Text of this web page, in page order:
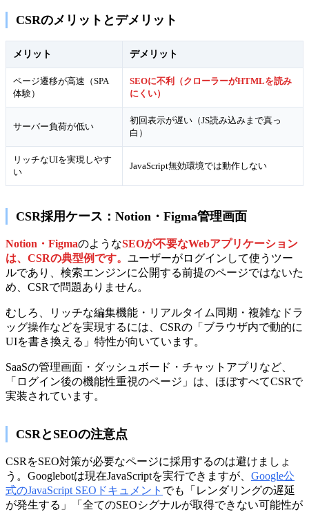
CSRのメリットとデメリット
メリット デメリット
ページ遷移が高速（SPA
体験）
SEOに不利（クローラーがHTMLを読み
にくい）
サーバー負荷が低い
初回表示が遅い（JS読み込みまで真っ
白）
リッチなUIを実現しやす
い
JavaScript無効環境では動作しない
CSR採用ケース：Notion・Figma管理画面
Notion・FigmaのようなSEOが不要なWebアプリケーション
は、CSRの典型例です。 ユーザーがログインして使うツー
ルであり、検索エンジンに公開する前提のページではないた
め、CSRで問題ありません。
むしろ、リッチな編集機能・リアルタイム同期・複雑なドラ
ッグ操作などを実現するには、CSRの「ブラウザ内で動的に
UIを書き換える」特性が向いています。
SaaSの管理画面・ダッシュボード・チャットアプリなど、
「ログイン後の機能性重視のページ」は、ほぼすべてCSRで
実装されています。
CSRとSEOの注意点
CSRをSEO対策が必要なページに採用するのは避けましょ
う。Googlebotは現在JavaScriptを実行できますが、 Google公
式のJavaScript SEOドキュメント でも「レンダリングの遅延
が発生する」「全てのSEOシグナルが取得できない可能性が